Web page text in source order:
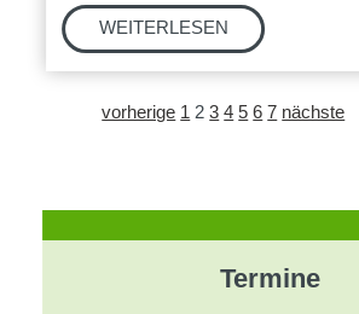
vorherige 1 2 3 4 5 6 7 nächste
Termine